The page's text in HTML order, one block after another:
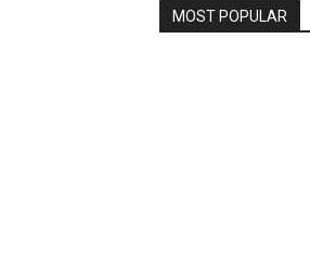
MOST POPULAR